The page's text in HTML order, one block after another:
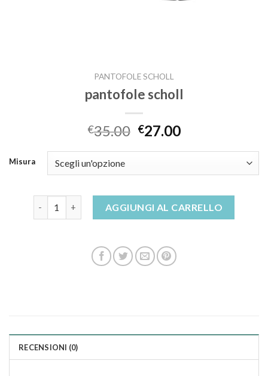
PANTOFOLE SCHOLL
pantofole scholl
€35.00 €27.00
Misura
AGGIUNGI AL CARRELLO
RECENSIONI (0)